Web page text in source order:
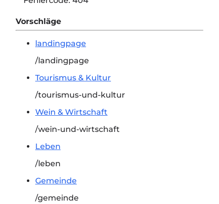
Vorschläge
landingpage
/landingpage
Tourismus & Kultur
/tourismus-und-kultur
Wein & Wirtschaft
/wein-und-wirtschaft
Leben
/leben
Gemeinde
/gemeinde